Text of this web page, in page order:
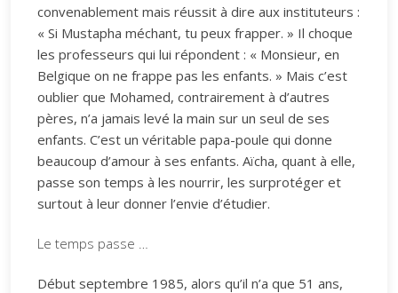
convenablement mais réussit à dire aux instituteurs :
« Si Mustapha méchant, tu peux frapper. » Il choque
les professeurs qui lui répondent : « Monsieur, en
Belgique on ne frappe pas les enfants. » Mais c’est
oublier que Mohamed, contrairement à d’autres
pères, n’a jamais levé la main sur un seul de ses
enfants. C’est un véritable papa-poule qui donne
beaucoup d’amour à ses enfants. Aïcha, quant à elle,
passe son temps à les nourrir, les surprotéger et
surtout à leur donner l’envie d’étudier.
Le temps passe …
Début septembre 1985, alors qu’il n’a que 51 ans,